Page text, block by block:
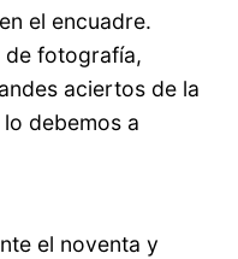
el encuadre.
de fotografía,
aciertos de la
debemos a
el noventa y